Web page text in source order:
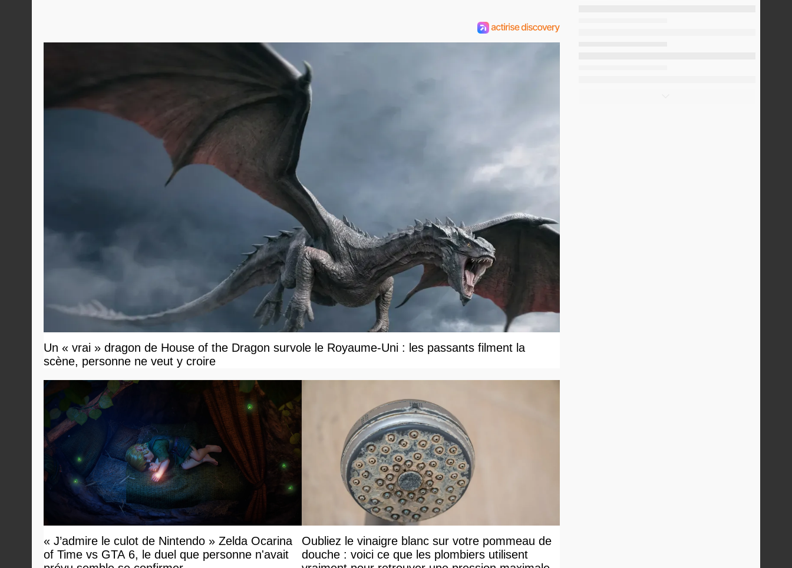
Un « vrai » dragon de House of the Dragon survole le Royaume-Uni : les passants filment la
scène, personne ne veut y croire
« J’admire le culot de Nintendo » Zelda Ocarina
of Time vs GTA 6, le duel que personne n'avait
Oubliez le vinaigre blanc sur votre pommeau de
douche : voici ce que les plombiers utilisent